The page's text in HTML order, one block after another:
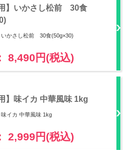
用】いかさし松前 30食
いかさし松前 30食(50g×30)
8,490円(税込)
】味イカ 中華風味 1kg
味イカ 中華風味 1kg
2,999円(税込)